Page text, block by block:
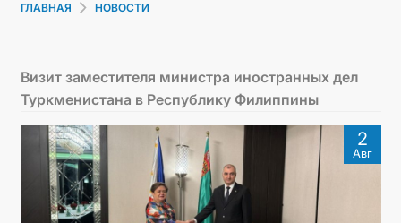
ТУРКМЕНИСТАН
КОНСУЛЬСКИЕ УСЛУГИ
МИД
ГЛАВНАЯ НОВОСТИ
Визит заместителя министра иностранных дел
Туркменистана в Республику Филиппины
2
Авг